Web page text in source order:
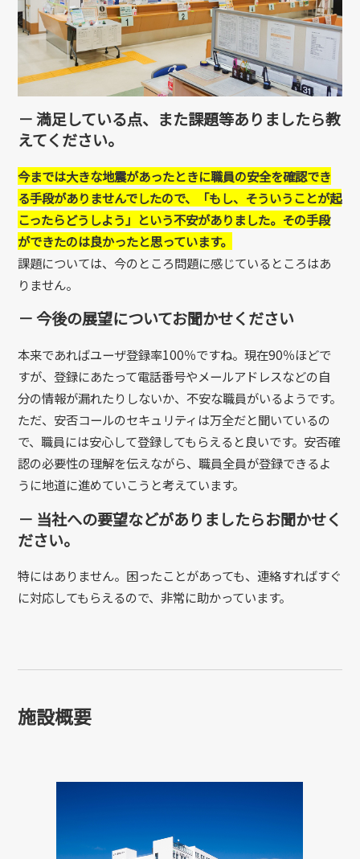
－ 満足している点、また課題等ありましたら教
えてください。
今までは大きな地震があったときに職員の安全を確認でき
る手段がありませんでしたので、「もし、そういうことが起
こったらどうしよう」という不安がありました。その手段
ができたのは良かったと思っています。
課題については、今のところ問題に感じているところはあ
りません。
－ 今後の展望についてお聞かせください
本来であればユーザ登録率100％ですね。現在90％ほどで
すが、登録にあたって電話番号やメールアドレスなどの自
分の情報が漏れたりしないか、不安な職員がいるようです。
ただ、安否コールのセキュリティは万全だと聞いているの
で、職員には安心して登録してもらえると良いです。安否確
認の必要性の理解を伝えながら、職員全員が登録できるよ
うに地道に進めていこうと考えています。
－ 当社への要望などがありましたらお聞かせく
ださい。
特にはありません。困ったことがあっても、連絡すればすぐ
に対応してもらえるので、非常に助かっています。
施設概要